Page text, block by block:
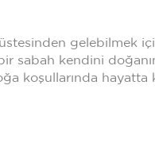
gelebilmek
bir sabah kendini
koşullarında